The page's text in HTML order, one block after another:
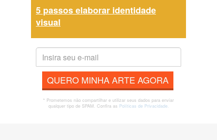
5 passos elaborar identidade
visual
QUERO MINHA ARTE AGORA
* Prometemos não compartilhar e utilizar seus dados para enviar
qualquer tipo de SPAM. Confira as Políticas de Privacidade.